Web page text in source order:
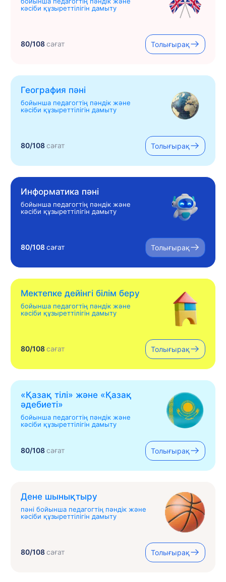
кәсіби құзыреттілігін дамыту
80/108сағат Толығырақ
География пәні
бойынша педагогтің пәндік және
кәсіби құзыреттілігін дамыту
80/108сағат Толығырақ
Информатика пәні
бойынша педагогтің пәндік және
кәсіби құзыреттілігін дамыту
80/108сағат Толығырақ
Мектепке дейінгі білім беру
бойынша педагогтің пәндік және
кәсіби құзыреттілігін дамыту
80/108сағат Толығырақ
«Қазақ тілі» жəне «Қазақ
əдебиеті»
бойынша педагогтің пәндік және
кәсіби құзыреттілігін дамыту
80/108сағат Толығырақ
Дене шынықтыру
пәні бойынша педагогтің пәндік және
кәсіби құзыреттілігін дамыту
80/108сағат Толығырақ